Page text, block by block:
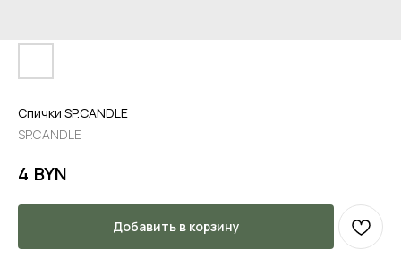
Спички SP.CANDLE
SP.CANDLE
4 BYN
Добавить в корзину